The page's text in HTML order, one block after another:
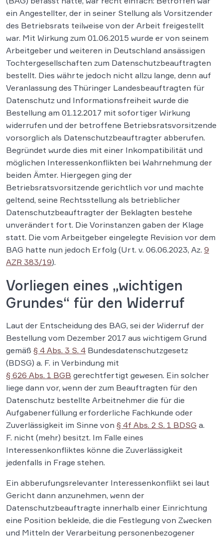
ein Angestellter, der in seiner Stellung als Vorsitzender
des Betriebsrats teilweise von der Arbeit freigestellt
war. Mit Wirkung zum 01.06.2015 wurde er von seinem
Arbeitgeber und weiteren in Deutschland ansässigen
Tochtergesellschaften zum Datenschutzbeauftragten
bestellt. Dies währte jedoch nicht allzu lange, denn auf
Veranlassung des Thüringer Landesbeauftragten für
Datenschutz und Informationsfreiheit wurde die
Bestellung am 01.12.2017 mit sofortiger Wirkung
widerrufen und der betroffene Betriebsratsvorsitzende
vorsorglich als Datenschutzbeauftragter abberufen.
Begründet wurde dies mit einer Inkompatibilität und
möglichen Interessenkonflikten bei Wahrnehmung der
beiden Ämter. Hiergegen ging der
Betriebsratsvorsitzende gerichtlich vor und machte
geltend, seine Rechtsstellung als betrieblicher
Datenschutzbeauftragter der Beklagten bestehe
unverändert fort. Die Vorinstanzen gaben der Klage
statt. Die vom Arbeitgeber eingelegte Revision vor dem
BAG hatte nun jedoch Erfolg (Urt. v. 06.06.2023, Az. 9
AZR 383/19).
Vorliegen eines „wichtigen
Grundes“ für den Widerruf
Laut der Entscheidung des BAG, sei der Widerruf der
Bestellung vom Dezember 2017 aus wichtigem Grund
gemäß § 4 Abs. 3 S. 4 Bundesdatenschutzgesetz
(BDSG) a. F. in Verbindung mit
§ 626 Abs. 1 BGB gerechtfertigt gewesen. Ein solcher
liege dann vor, wenn der zum Beauftragten für den
Datenschutz bestellte Arbeitnehmer die für die
Aufgabenerfüllung erforderliche Fachkunde oder
Zuverlässigkeit im Sinne von § 4f Abs. 2 S. 1 BDSG a.
F. nicht (mehr) besitzt. Im Falle eines
Interessenkonfliktes könne die Zuverlässigkeit
jedenfalls in Frage stehen.
Ein abberufungsrelevanter Interessenkonflikt sei laut
Gericht dann anzunehmen, wenn der
Datenschutzbeauftragte innerhalb einer Einrichtung
eine Position bekleide, die die Festlegung von Zwecken
und Mitteln der Verarbeitung personenbezogener